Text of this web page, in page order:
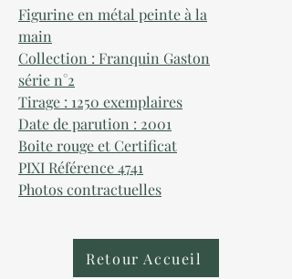
Figurine en métal peinte à la
main
Collection : Franquin Gaston
série n°2
Tirage : 1250 exemplaires
Date de parution : 2001
Boite rouge et Certificat
PIXI Référence4741
Photos contractuelles
Retour Accueil